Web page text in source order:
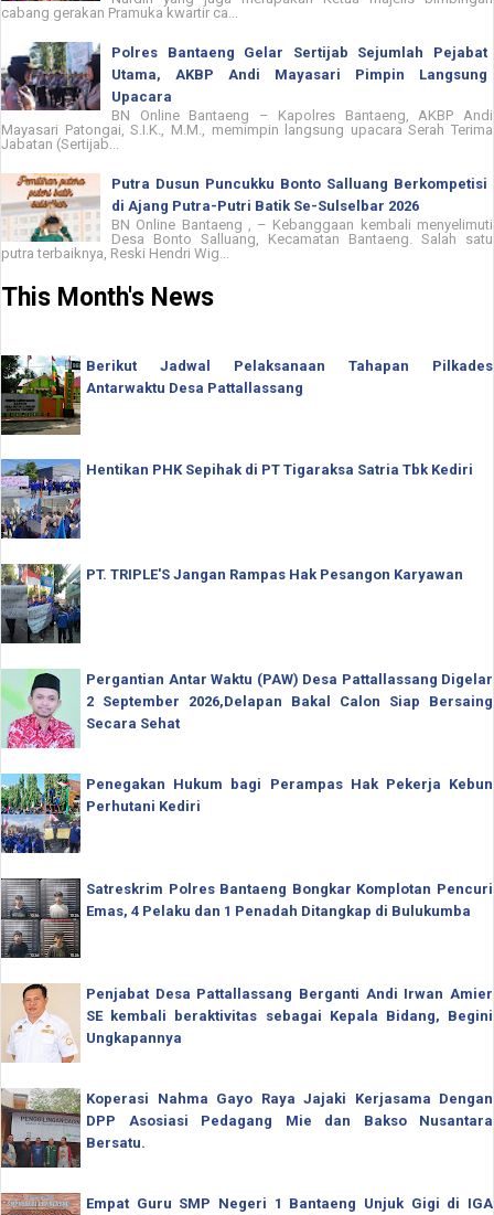
cabang gerakan Pramuka kwartir ca...
Polres Bantaeng Gelar Sertijab Sejumlah Pejabat
Utama, AKBP Andi Mayasari Pimpin Langsung
Upacara
BN Online Bantaeng – Kapolres Bantaeng, AKBP Andi
Mayasari Patongai, S.I.K., M.M., memimpin langsung upacara Serah Terima
Jabatan (Sertijab...
Putra Dusun Puncukku Bonto Salluang Berkompetisi
di Ajang Putra-Putri Batik Se-Sulselbar 2026
BN Online Bantaeng , – Kebanggaan kembali menyelimuti
Desa Bonto Salluang, Kecamatan Bantaeng. Salah satu
putra terbaiknya, Reski Hendri Wig...
This Month's News
Berikut Jadwal Pelaksanaan Tahapan Pilkades
Antarwaktu Desa Pattallassang
Hentikan PHK Sepihak di PT Tigaraksa Satria Tbk Kediri
PT. TRIPLE'S Jangan Rampas Hak Pesangon Karyawan
Pergantian Antar Waktu (PAW) Desa Pattallassang Digelar
2 September 2026,Delapan Bakal Calon Siap Bersaing
Secara Sehat
Penegakan Hukum bagi Perampas Hak Pekerja Kebun
Perhutani Kediri
Satreskrim Polres Bantaeng Bongkar Komplotan Pencuri
Emas, 4 Pelaku dan 1 Penadah Ditangkap di Bulukumba
Penjabat Desa Pattallassang Berganti Andi Irwan Amier
SE kembali beraktivitas sebagai Kepala Bidang, Begini
Ungkapannya
Koperasi Nahma Gayo Raya Jajaki Kerjasama Dengan
DPP Asosiasi Pedagang Mie dan Bakso Nusantara
Bersatu.
Empat Guru SMP Negeri 1 Bantaeng Unjuk Gigi di IGA